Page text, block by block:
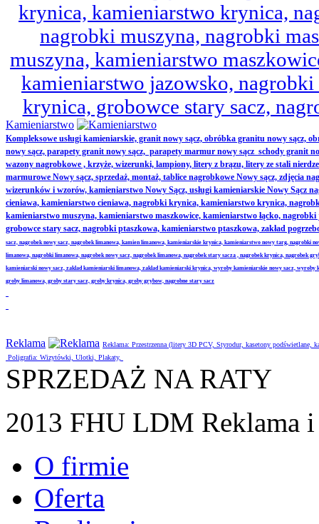
krynica, kamieniarstwo krynica,
nagrobki muszyna, nagrobki
muszyna, kamieniarstwo
kamieniarstwo jazowsko,
krynica, grobowce stary sacz,
Kamieniarstwo
Kompleksowe usługi kamieniarskie, granit nowy sącz, obróbka granitu nowy sącz,
nowy sącz, parapety granit nowy sącz, parapety marmur nowy sącz schody granit
wazony nagrobkowe , krzyże, wizerunki, lampiony, litery z brązu, litery ze stali
marmurowe Nowy sącz, sprzedaż, montaż, tablice nagrobkowe Nowy sącz, zdjęcia
wizerunków i wzorów, kamieniarstwo Nowy Sącz, usługi kamieniarskie Nowy
cieniawa, kamieniarstwo cieniawa, nagrobki krynica, kamieniarstwo krynica,
kamieniarstwo muszyna, kamieniarstwo maszkowice, kamieniarstwo łącko,
grobowce stary sacz, nagrobki ptaszkowa, kamieniarstwo ptaszkowa, zakład
sacz, nagrobek nowy sacz, nagrobek limanowa, kamien limanowa, kamieniarskie krynica, kamieniarstwo nowy targ,
limanowa, nagrobki limanowa, nagrobek nowy sacz, nagrobek limanowa, nagrobek stary sacza , nagrobek krynica, nagrobek
kamieniarski nowy sacz, zaklad kamieniarski limanowa, zaklad kamieniarski krynica, wyroby kamieniarskie nowy sacz,
groby limanowa, groby stary sacz, groby krynica, groby grybow, nagrobne stary sacz
Reklama
Reklama: Przestrzenna (litery 3D PCV, Styrodur, kasetony
Poligrafia: Wizytówki, Ulotki, Plakaty,
SPRZEDAŻ NA RATY
2013 FHU LDM Reklama
O firmie
Oferta